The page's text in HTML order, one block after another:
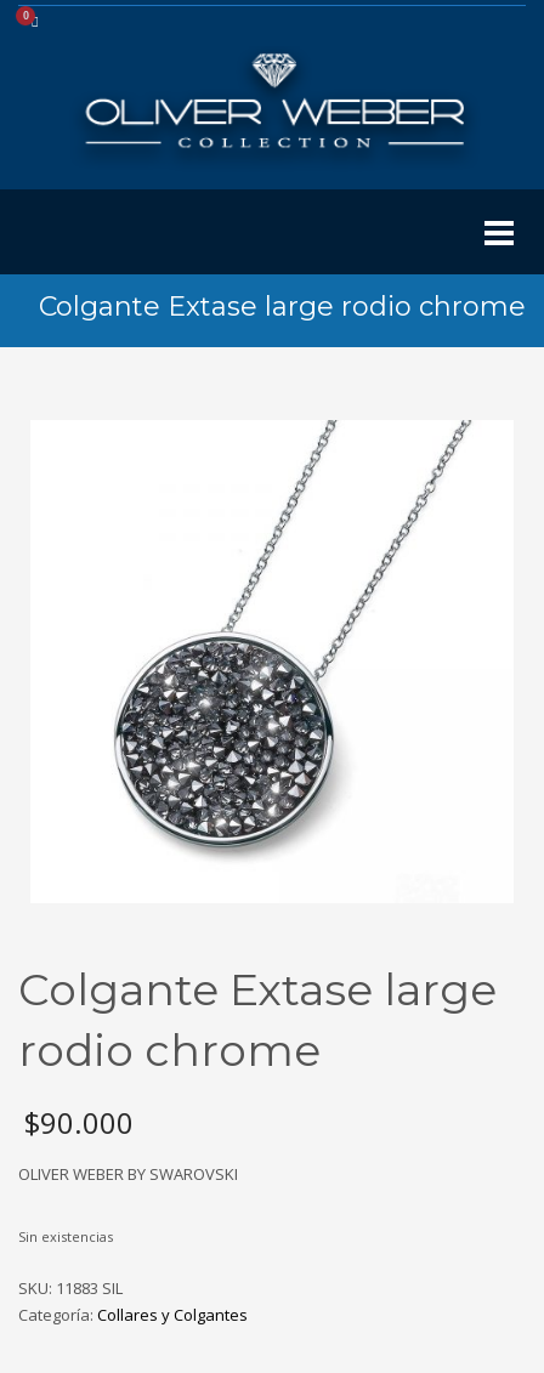
Colgante Extase large rodio chrome
Colgante Extase large
rodio chrome
$90.000
OLIVER WEBER BY SWAROVSKI
Sin existencias
SKU: 11883 SIL
Categoría: Collares y Colgantes